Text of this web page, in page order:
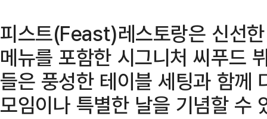
피스트(Feast)레스토랑은 신선
메뉴를 포함한 시그니처 씨푸드
들은 풍성한 테이블 세팅과 함께
모임이나 특별한 날을 기념할 수